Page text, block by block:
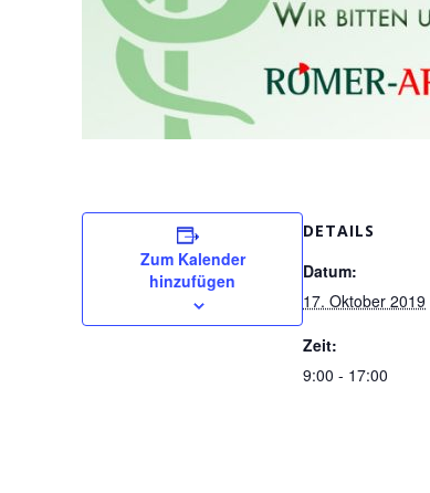
Zum Kalender
hinzufügen
DETAILS
Datum:
17. Oktober 2019
Zeit:
9:00 - 17:00